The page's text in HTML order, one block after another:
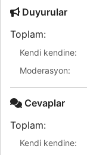
Duyurular
Toplam:
Kendi kendine:
Moderasyon:
Cevaplar
Toplam:
Kendi kendine: